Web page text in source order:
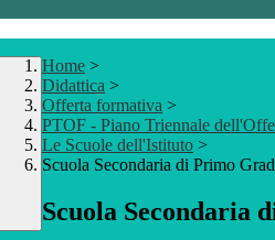
Home >
Didattica >
Offerta formativa >
PTOF - Piano Triennale
Le Scuole dell'Istituto >
Scuola Secondaria di Primo
Scuola Secondaria